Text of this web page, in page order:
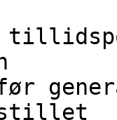
før